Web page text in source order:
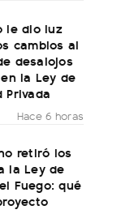
le dio luz
cambios al
desalojos
la Ley de
Privada
Hace 6 horas
retiró los
la Ley de
Fuego: qué